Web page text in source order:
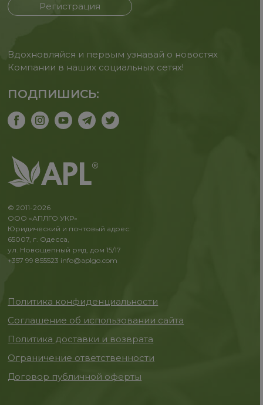
Регистрация
Вдохновляйся и первым узнавай о новостях
Компании в наших социальных сетях!
ПОДПИШИСЬ:
© 2011-2026
ООО «АПЛГО УКР»
Юридический и почтовый адрес:
65007, г. Одесса,
ул. Новощепный ряд, дом 15/17
+357 99 855523 info@aplgo.com
Политика конфиденциальности
Соглашение об использовании сайта
Политика доставки и возврата
Ограничение ответственности
Договор публичной оферты